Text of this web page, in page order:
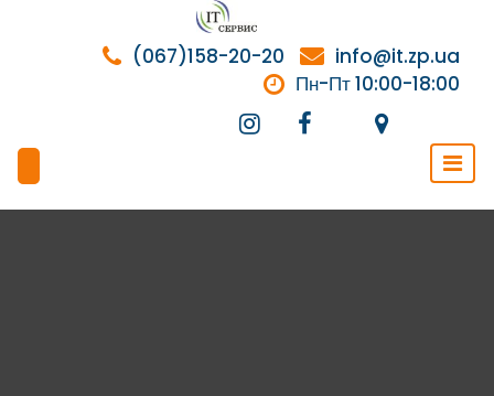
содержимому
info@it.zp.ua
(067)158-20-20
Пн-Пт 10:00-18:00